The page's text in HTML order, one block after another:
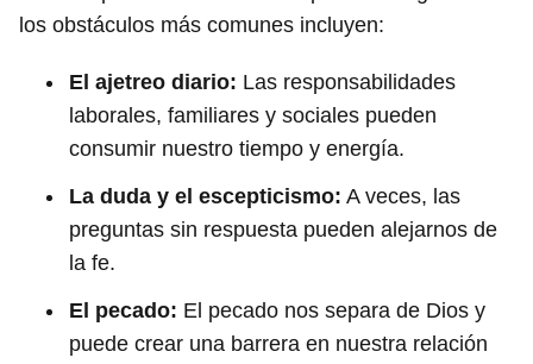
los obstáculos más comunes incluyen:
El ajetreo diario: Las responsabilidades
laborales, familiares y sociales pueden
consumir nuestro tiempo y energía.
La duda y el escepticismo: A veces, las
preguntas sin respuesta pueden alejarnos de
la fe.
El pecado: El pecado nos separa de Dios y
puede crear una barrera en nuestra relación